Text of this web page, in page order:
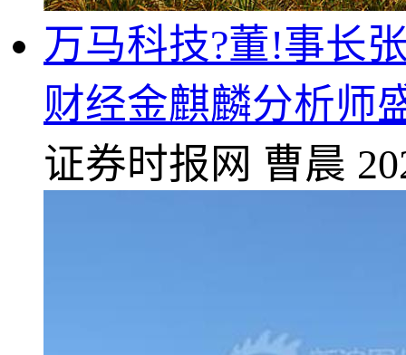
万马科技?董!事长
财经金麒麟分析师
证券时报网 曹晨